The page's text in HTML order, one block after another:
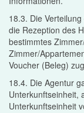
18.3. Die
die Rezeption des
bestimmtes
Zimmer/
Voucher (Beleg)
18.4. Die Agentur
Unterkunftseinheit,
Unterkunftseinheit